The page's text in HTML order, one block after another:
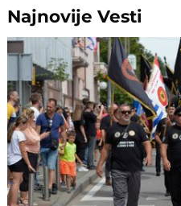
NajnovijeVesti